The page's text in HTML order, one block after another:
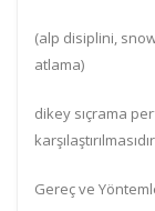
(alp disiplini,
atlama)
dikey sıçrama
Gereç ve